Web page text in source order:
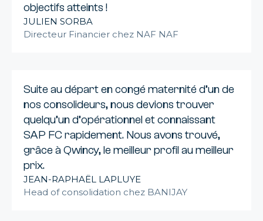
objectifs atteints !
JULIEN SORBA
Directeur Financier chez NAF NAF
Suite au départ en congé maternité d’un de
nos consolideurs, nous devions trouver
quelqu’un d’opérationnel et connaissant
SAP FC rapidement. Nous avons trouvé,
grâce à Qwincy, le meilleur profil au meilleur
prix.
JEAN-RAPHAËL LAPLUYE
Head of consolidation chez BANIJAY